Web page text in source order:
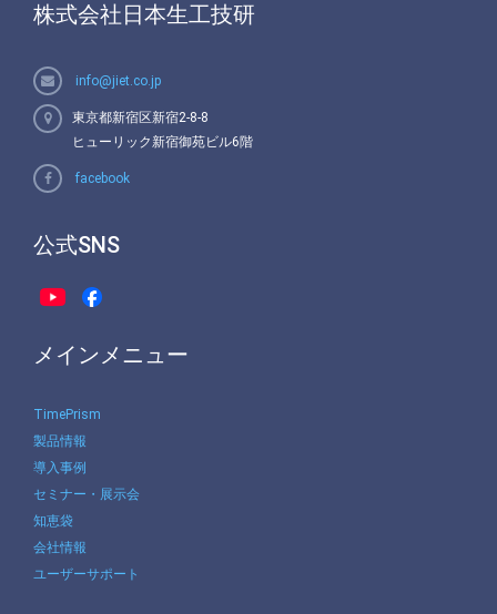
株式会社日本生工技研
info@jiet.co.jp
東京都新宿区新宿2-8-8
ヒューリック新宿御苑ビル6階
facebook
公式SNS
メインメニュー
TimePrism
製品情報
導入事例
セミナー・展示会
知恵袋
会社情報
ユーザーサポート